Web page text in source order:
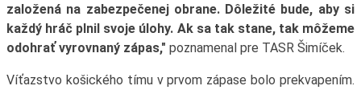
založená na zabezpečenej obrane. Dôležité bude, aby si
každý hráč plnil svoje úlohy. Ak sa tak stane, tak môžeme
odohrať vyrovnaný zápas," poznamenal pre TASR Šimíček.
Víťazstvo košického tímu v prvom zápase bolo prekvapením.